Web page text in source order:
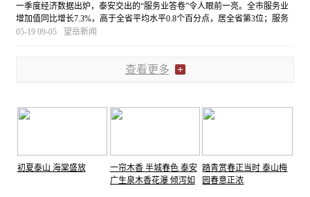
一季度经济数据出炉，泰安交出的“服务业答卷”令人眼前一亮。全市服务业
增加值同比增长7.3%，高于全省平均水平0.8个百分点，居全省第3位；服务
业对经济增长贡献率达到68.2%，较去年全年提升了3.2个百分点。
05-19 09-05 望岳新闻
查看更多
初夏泰山 海棠盛放
一帘木香 半城春色 泰安
广生泉木香花瀑 倾泻如
踏青赏春正当时 泰山梅
园春意正浓